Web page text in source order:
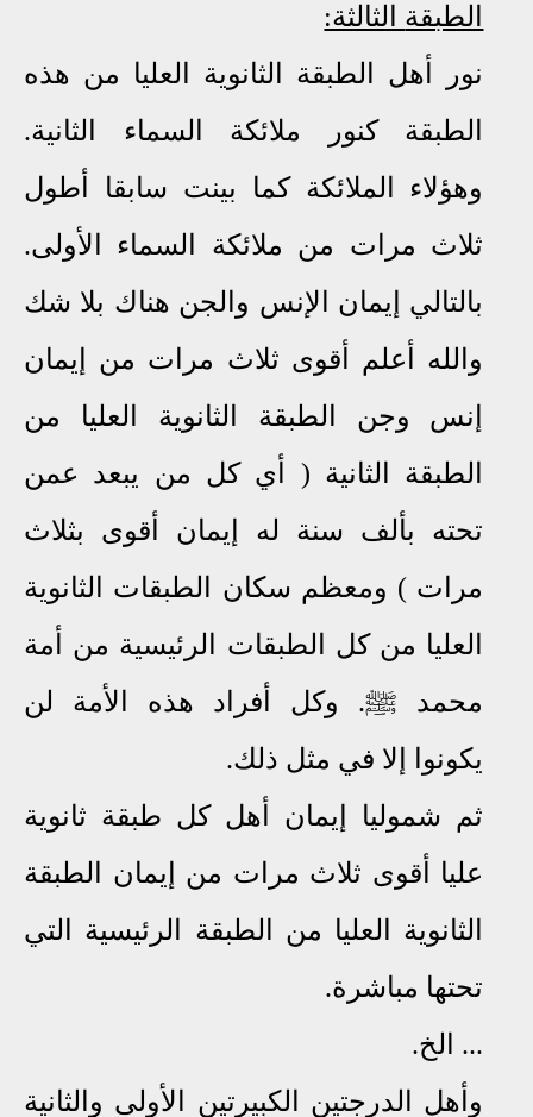
الطبقة الثالثة:
نور أهل الطبقة الثانوية العليا من هذه
الطبقة كنور ملائكة السماء الثانية.
وهؤلاء الملائكة كما بينت سابقا أطول
ثلاث مرات من ملائكة السماء الأولى.
بالتالي إيمان الإنس والجن هناك بلا شك
والله أعلم أقوى ثلاث مرات من إيمان
إنس وجن الطبقة الثانوية العليا من
الطبقة الثانية ( أي كل من يبعد عمن
تحته بألف سنة له إيمان أقوى بثلاث
مرات ) ومعظم سكان الطبقات الثانوية
العليا من كل الطبقات الرئيسية من أمة
محمد ﷺ. وكل أفراد هذه الأمة لن
يكونوا إلا في مثل ذلك.
ثم شموليا إيمان أهل كل طبقة ثانوية
عليا أقوى ثلاث مرات من إيمان الطبقة
الثانوية العليا من الطبقة الرئيسية التي
تحتها مباشرة.
... الخ.
وأهل الدرجتين الكبيرتين الأولى والثانية